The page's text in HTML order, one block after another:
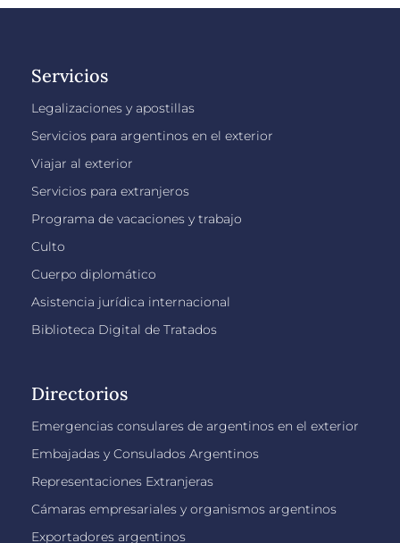
Servicios
Legalizaciones y apostillas
Servicios para argentinos en el exterior
Viajar al exterior
Servicios para extranjeros
Programa de vacaciones y trabajo
Culto
Cuerpo diplomático
Asistencia jurídica internacional
Biblioteca Digital de Tratados
Directorios
Emergencias consulares de argentinos en el exterior
Embajadas y Consulados Argentinos
Representaciones Extranjeras
Cámaras empresariales y organismos argentinos
Exportadores argentinos